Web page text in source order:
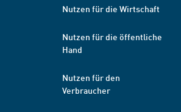
Nutzen für die Wirtschaft
Nutzen für die öffentliche
Hand
Nutzen für den
Verbraucher